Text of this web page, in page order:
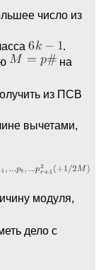
число из
.
на
из ПСВ
вычетами,
модуля,
дело с